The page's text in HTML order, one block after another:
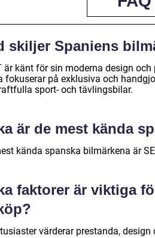
skiljer Spaniens
är känt för sin moderna design
fokuserar på exklusiva och
sport- och tävlingsbilar.
är de mest kända
kända spanska bilmärkena är
faktorer är viktiga
värderar prestanda,